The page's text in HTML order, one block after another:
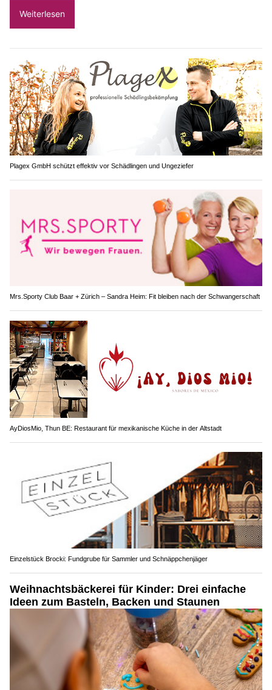
Weiterlesen
Plagex GmbH schützt effektiv vor Schädlingen und Ungeziefer
Mrs.Sporty Club Baar + Zürich – Sandra Heim: Fit bleiben nach der Schwangerschaft
AyDiosMio, Thun BE: Restaurant für mexikanische Küche in der Altstadt
Einzelstück Brocki: Fundgrube für Sammler und Schnäppchenjäger
Weihnachtsbäckerei für Kinder: Drei einfache
Ideen zum Basteln, Backen und Staunen